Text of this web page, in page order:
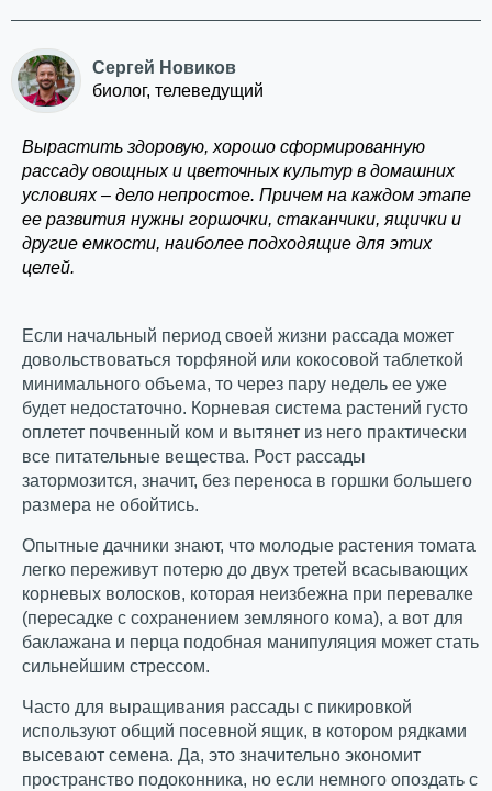
Сергей Новиков
биолог, телеведущий
Вырастить здоровую, хорошо сформированную
рассаду овощных и цветочных культур в домашних
условиях – дело непростое. Причем на каждом этапе
ее развития нужны горшочки, стаканчики, ящички и
другие емкости, наиболее подходящие для этих
целей.
Если начальный период своей жизни рассада может
довольствоваться торфяной или кокосовой таблеткой
минимального объема, то через пару недель ее уже
будет недостаточно. Корневая система растений густо
оплетет почвенный ком и вытянет из него практически
все питательные вещества. Рост рассады
затормозится, значит, без переноса в горшки большего
размера не обойтись.
Опытные дачники знают, что молодые растения томата
легко переживут потерю до двух третей всасывающих
корневых волосков, которая неизбежна при перевалке
(пересадке с сохранением земляного кома), а вот для
баклажана и перца подобная манипуляция может стать
сильнейшим стрессом.
Часто для выращивания рассады с пикировкой
используют общий посевной ящик, в котором рядками
высевают семена. Да, это значительно экономит
пространство подоконника, но если немного опоздать с